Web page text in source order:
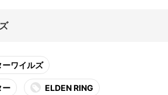
ーワイルズ
ー ELDEN RING